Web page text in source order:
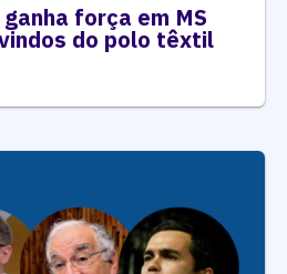
força em MS
do polo têxtil